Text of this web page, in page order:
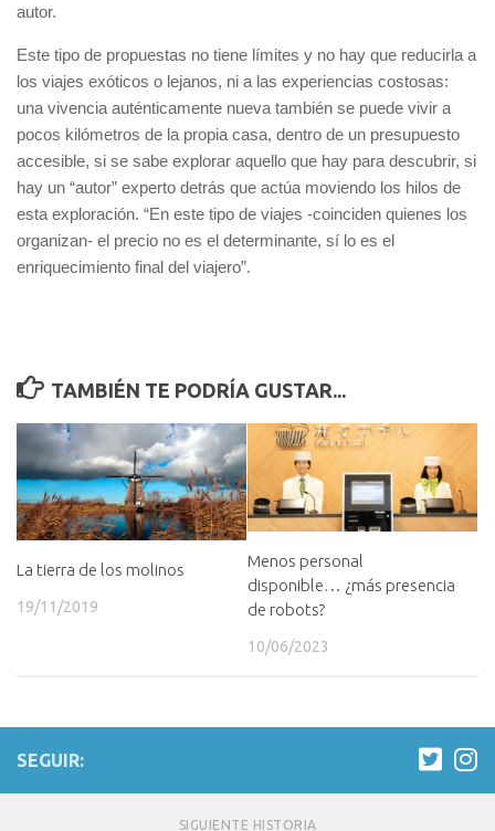
autor.
Este tipo de propuestas no tiene límites y no hay que reducirla a
los viajes exóticos o lejanos, ni a las experiencias costosas:
una vivencia auténticamente nueva también se puede vivir a
pocos kilómetros de la propia casa, dentro de un presupuesto
accesible, si se sabe explorar aquello que hay para descubrir, si
hay un “autor” experto detrás que actúa moviendo los hilos de
esta exploración. “En este tipo de viajes -coinciden quienes los
organizan- el precio no es el determinante, sí lo es el
enriquecimiento final del viajero”.
TAMBIÉN TE PODRÍA GUSTAR...
La tierra de los molinos
19/11/2019
Menos personal
disponible… ¿más presencia
de robots?
10/06/2023
SEGUIR:
SIGUIENTE HISTORIA